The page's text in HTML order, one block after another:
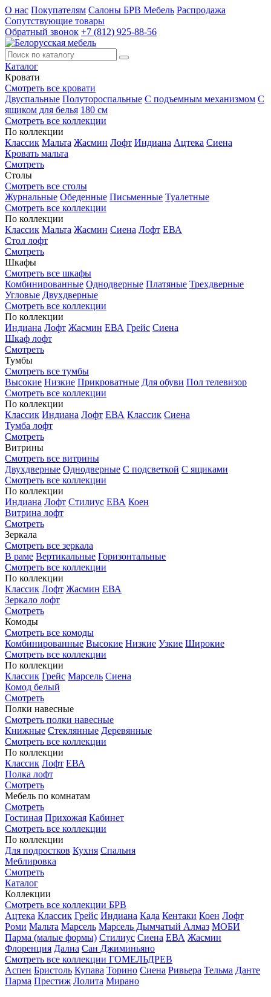
О нас Покупателям Салоны БРВ Мебель Распродажа
Сопутствующие товары
Обратный звонок +7 (812) 925-88-56
Каталог
Кровати
Смотреть все кровати
Двуспальные Полутороспальные С подъемным механизмом С
ящиком для белья 180 см
Смотреть все коллекции
По коллекции
Классик Мальта Жасмин Лофт Индиана Ацтека Сиена
Кровать мальта
Смотреть
Столы
Смотреть все столы
Журнальные Обеденные Письменные Туалетные
Смотреть все коллекции
По коллекции
Классик Мальта Жасмин Сиена Лофт ЕВА
Стол лофт
Смотреть
Шкафы
Смотреть все шкафы
Комбинированные Однодверные Платяные Трехдверные
Угловые Двухдверные
Смотреть все коллекции
По коллекции
Индиана Лофт Жасмин ЕВА Грейс Сиена
Шкаф лофт
Смотреть
Тумбы
Смотреть все тумбы
Высокие Низкие Прикроватные Для обуви Пол телевизор
Смотреть все коллекции
По коллекции
Классик Индиана Лофт ЕВА Классик Сиена
Тумба лофт
Смотреть
Витрины
Смотреть все витрины
Двухдверные Однодверные С подсветкой С ящиками
Смотреть все коллекции
По коллекции
Индиана Лофт Стилиус ЕВА Коен
Витрина лофт
Смотреть
Зеркала
Смотреть все зеркала
В раме Вертикальные Горизонтальные
Смотреть все коллекции
По коллекции
Классик Лофт Жасмин ЕВА
Зеркало лофт
Смотреть
Комоды
Смотреть все комоды
Комбинированные Высокие Низкие Узкие Широкие
Смотреть все коллекции
По коллекции
Классик Грейс Марсель Сиена
Комод белый
Смотреть
Полки навесные
Смотреть полки навесные
Книжные Стеклянные Деревянные
Смотреть все коллекции
По коллекции
Классик Лофт ЕВА
Полка лофт
Смотреть
Мебель по комнатам
Смотреть
Гостиная Прихожая Кабинет
Смотреть все коллекции
По коллекции
Для подростков Кухня Спальня
Меблировка
Смотреть
Каталог
Коллекции
Смотреть все коллекции БРВ
Ацтека Классик Грейс Индиана Када Кентаки Коен Лофт
Роми Мальта Марсель Марсель Дымчатый Алмаз МОБИ
Парма (малые формы) Стилиус Сиена ЕВА Жасмин
Флоренция Далиа Сан Джиминьяно
Смотреть все коллекции ГОМЕЛЬДРЕВ
Аспен Бристоль Купава Торино Сиена Ривьера Тельма Данте
Парма Престиж Лолита Мирано